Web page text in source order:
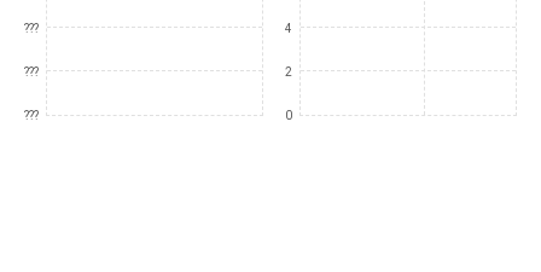
???
???
???
4
2
0